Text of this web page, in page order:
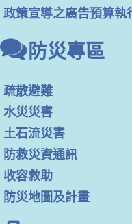
政策宣導之廣告預算執
防災專區
疏散避難
水災災害
土石流災害
防救災資通訊
收容救助
防災地圖及計畫